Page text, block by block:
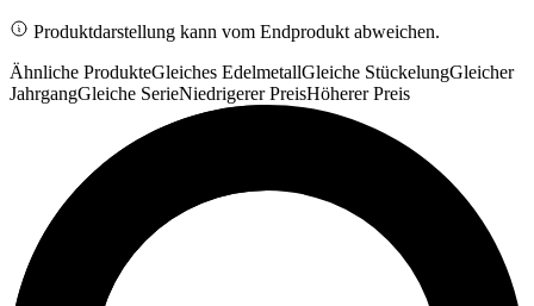
Produktdarstellung kann vom Endprodukt abweichen.
Ähnliche ProdukteGleiches EdelmetallGleiche StückelungGleicher
JahrgangGleiche SerieNiedrigerer PreisHöherer Preis